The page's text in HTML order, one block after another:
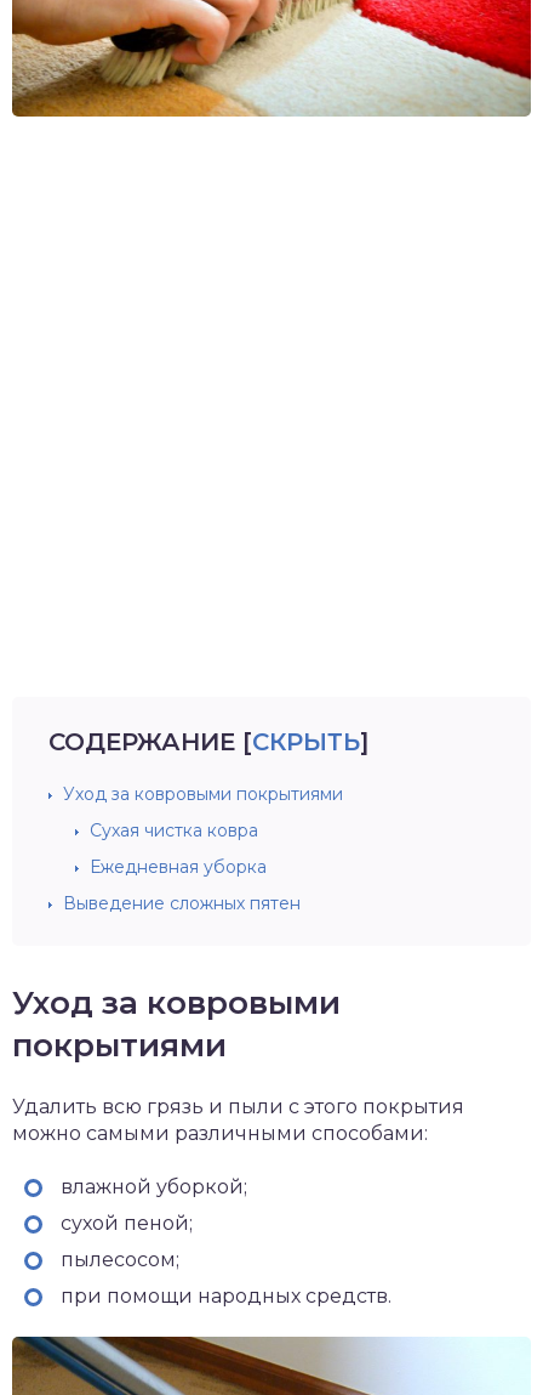
СОДЕРЖАНИЕ [СКРЫТЬ]
Уход за ковровыми покрытиями
Сухая чистка ковра
Ежедневная уборка
Выведение сложных пятен
Уход за ковровыми
покрытиями
Удалить всю грязь и пыли с этого покрытия
можно самыми различными способами:
влажной уборкой;
сухой пеной;
пылесосом;
при помощи народных средств.